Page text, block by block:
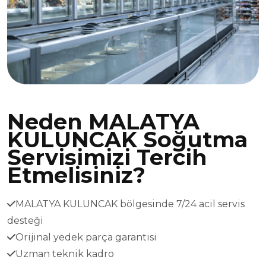
Neden MALATYA
KULUNCAK Soğutma
Servisimizi Tercih
Etmelisiniz?
MALATYA KULUNCAK bölgesinde 7/24 acil servis
desteği
Orijinal yedek parça garantisi
Uzman teknik kadro